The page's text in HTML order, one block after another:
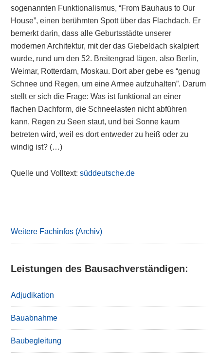
sogenannten Funktionalismus, “From Bauhaus to Our
House”, einen berühmten Spott über das Flachdach. Er
bemerkt darin, dass alle Geburtsstädte unserer
modernen Architektur, mit der das Giebeldach skalpiert
wurde, rund um den 52. Breitengrad lägen, also Berlin,
Weimar, Rotterdam, Moskau. Dort aber gebe es “genug
Schnee und Regen, um eine Armee aufzuhalten”. Darum
stellt er sich die Frage: Was ist funktional an einer
flachen Dachform, die Schneelasten nicht abführen
kann, Regen zu Seen staut, und bei Sonne kaum
betreten wird, weil es dort entweder zu heiß oder zu
windig ist? (…)
Quelle und Volltext:süddeutsche.de
Weitere Fachinfos (Archiv)
Leistungen des Bausachverständigen:
Adjudikation
Bauabnahme
Baubegleitung